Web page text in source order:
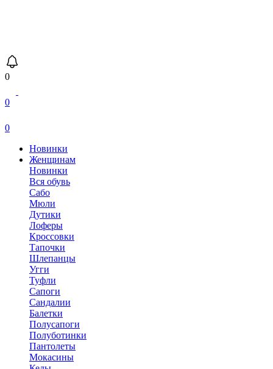
0
0
0
Новинки
Женщинам
Новинки
Вся обувь
Сабо
Мюли
Дутики
Лоферы
Кроссовки
Тапочки
Шлепанцы
Угги
Туфли
Сапоги
Сандалии
Балетки
Полусапоги
Полуботинки
Пантолеты
Мокасины